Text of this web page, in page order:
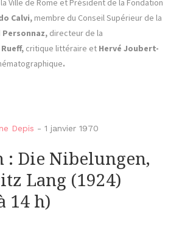
Ville de Rome et Président de la Fondation
Calvi, membre du Conseil Supérieur de la
Personnaz, directeur de la
critique littéraire et Hervé Joubert-
.
Depis - 1 janvier 1970
: Die Nibelungen,
Lang (1924)
14 h)